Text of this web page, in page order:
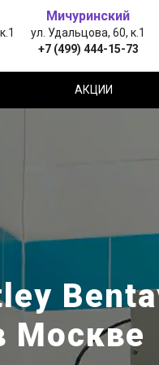
Мичуринский
ул. Удальцова, 60, к.1
+7 (499) 444-15-73
АКЦИИ
Москве